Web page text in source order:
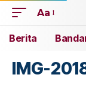
Aa
Berita
IMG-